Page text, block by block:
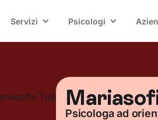
Servizi Psicologi
Psicologa ad